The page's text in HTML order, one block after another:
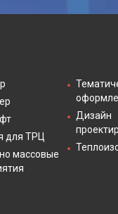
для ТРЦ
массовые
Дизайн